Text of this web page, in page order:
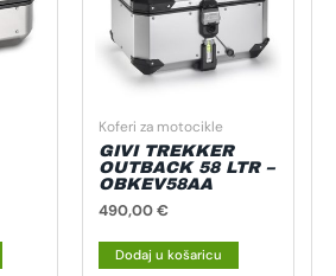
Koferi za motocikle
GIVI TREKKER
OUTBACK 58 LTR –
OBKEV58AA
490,00€
Dodaj u košaricu